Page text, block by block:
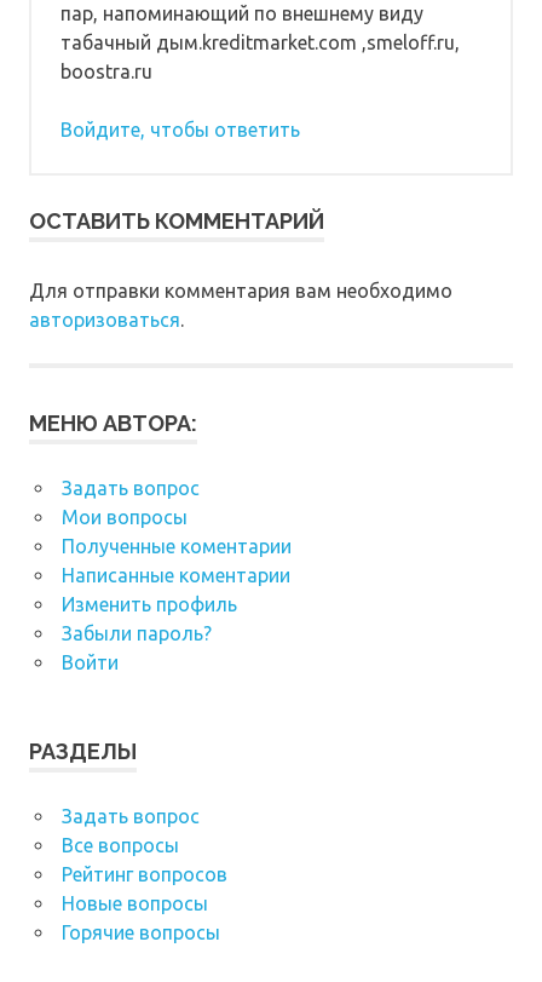
пар, напоминающий по внешнему виду
табачный дым.kreditmarket.com ,smeloff.ru,
boostra.ru
Войдите, чтобы ответить
ОСТАВИТЬ КОММЕНТАРИЙ
Для отправки комментария вам необходимо
авторизоваться.
МЕНЮ АВТОРА:
Задать вопрос
Мои вопросы
Полученные коментарии
Написанные коментарии
Изменить профиль
Забыли пароль?
Войти
РАЗДЕЛЫ
Задать вопрос
Все вопросы
Рейтинг вопросов
Новые вопросы
Горячие вопросы